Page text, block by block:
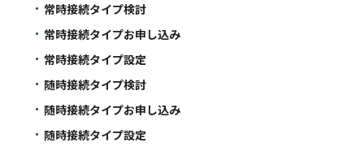
常時接続タイプ検討
常時接続タイプお申し込み
常時接続タイプ設定
随時接続タイプ検討
随時接続タイプお申し込み
随時接続タイプ設定